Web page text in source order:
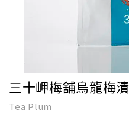
三十岬梅舖烏龍梅漬
Tea Plum